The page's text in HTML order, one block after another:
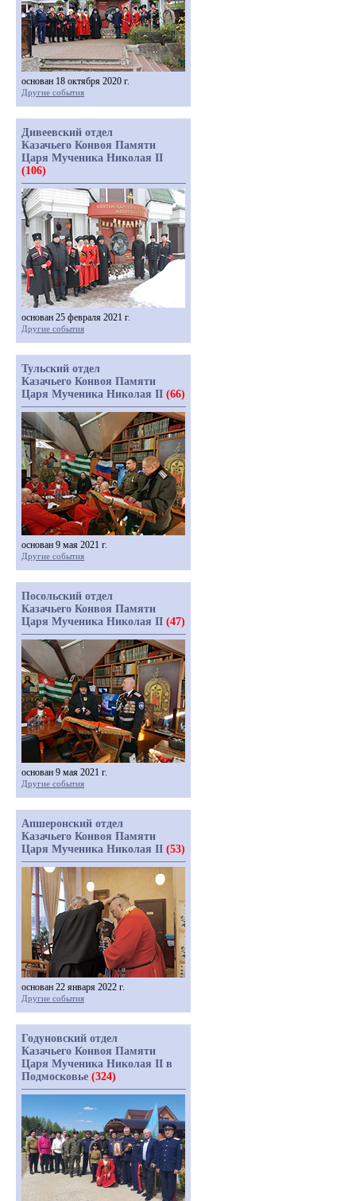
основан 18 октября 2020 г.
Другие события
Дивеевский отдел
Казачьего Конвоя Памяти
Царя Мученика Николая II
(106)
основан 25 февраля 2021 г.
Другие события
Тульский отдел
Казачьего Конвоя Памяти
Царя Мученика Николая II (66)
основан 9 мая 2021 г.
Другие события
Посольский отдел
Казачьего Конвоя Памяти
Царя Мученика Николая II (47)
основан 9 мая 2021 г.
Другие события
Апшеронский отдел
Казачьего Конвоя Памяти
Царя Мученика Николая II (53)
основан 22 января 2022 г.
Другие события
Годуновский отдел
Казачьего Конвоя Памяти
Царя Мученика Николая II в
Подмосковье (324)